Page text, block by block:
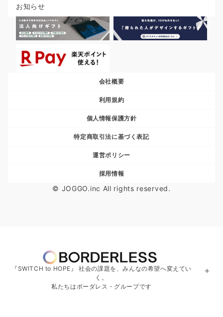
お知らせ
会社概要
利用規約
個人情報保護方針
特定商取引法に基づく表記
運営ポリシー
採用情報
© JOGGO.inc All rights reserved.
『SWITCH to HOPE』 社会の課題を、みんなの希望へ変えてい
く。
私たちはボーダレス・グループです
＋